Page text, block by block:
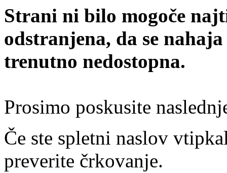
Strani ni bilo mogoče
odstranjena, da se
trenutno nedostopna.
Prosimo poskusite
Če ste spletni naslov
preverite črkovanje.